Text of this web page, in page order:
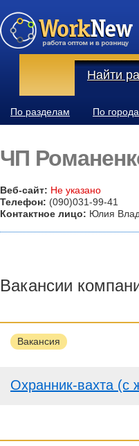
Найти
По разделам По
ЧП
Веб-сайт: Не указано
Телефон: (090)031-99-41
Контактное лицо: Юлия
Вакансии
Вакансия
Охранник-вахта (с